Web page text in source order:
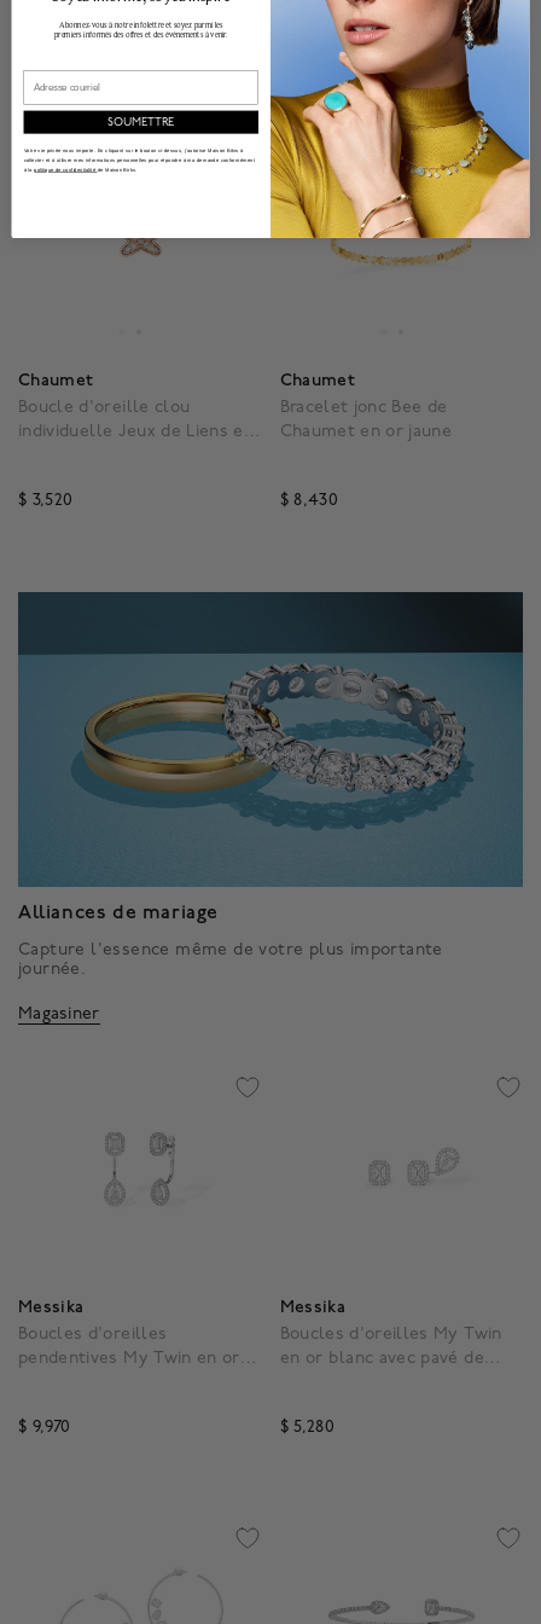
3,5 out of 5 Customer Rating
$ 10,300
5 out of 5 Customer
Chaumet
Boucle d'oreille clou
individuelle Jeux de Liens en
$ 3,520
Chaumet
Bracelet jonc Bee de
Chaumet en or jaune
$ 8,430
Alliances de mariage
Capture l'essence même de votre plus importante
journée.
Magasiner
Messika
Boucles d'oreilles
pendentives My Twin en or
$ 9,970
Messika
Boucles d'oreilles My Twin
en or blanc avec pavé de
$ 5,280
Abonnez-vous à notre infolettre et soyez parmi les
premiers informés des offres et des événements à venir.
SOUMETTRE
Votre vie privée nous importe. En cliquant sur le bouton ci-dessus, j'autorise Maison Bikrs à
collecter et à utiliser mes informations personnelles pour répondre à ma demande conformément
à lapolitique de confidentialité de Maison Birks.